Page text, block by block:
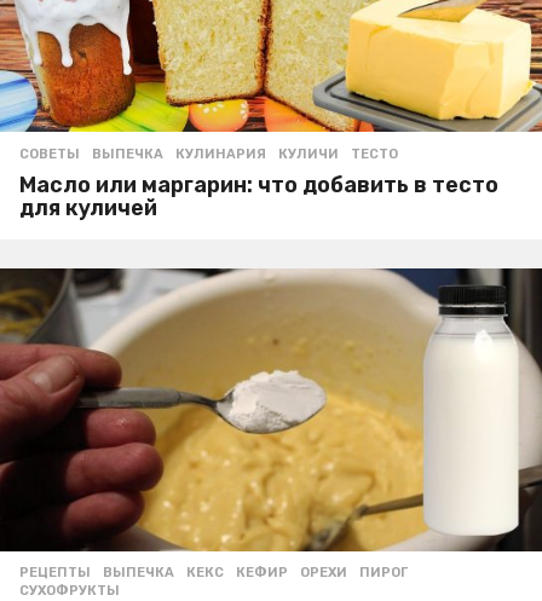
СОВЕТЫ ВЫПЕЧКА ,КУЛИНАРИЯ ,КУЛИЧИ ,ТЕСТО
Масло или маргарин: что добавить в тесто
для куличей
РЕЦЕПТЫ ВЫПЕЧКА ,КЕКС ,КЕФИР ,ОРЕХИ ,ПИРОГ
СУХОФРУКТЫ